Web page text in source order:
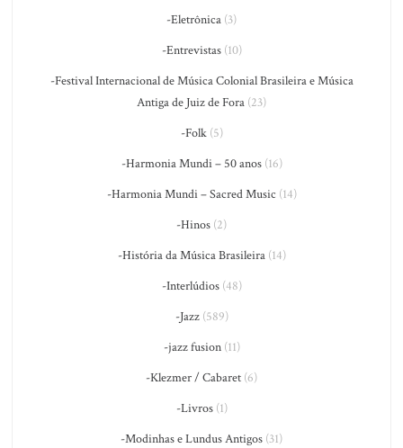
-Eletrônica (3)
-Entrevistas(10)
-Festival Internacional de Música Colonial Brasileira e Música
Antiga de Juiz de Fora (23)
-Folk(5)
-Harmonia Mundi – 50 anos(16)
-Harmonia Mundi – Sacred Music (14)
-Hinos (2)
-História da Música Brasileira(14)
-Interlúdios(48)
-Jazz(589)
-jazz fusion(11)
-Klezmer / Cabaret (6)
-Livros(1)
-Modinhas e Lundus Antigos (31)